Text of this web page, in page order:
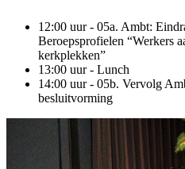
12:00 uur - 05a. Ambt:
Beroepsprofielen “Werkers
kerkplekken”
13:00 uur - Lunch
14:00 uur - 05b. Vervolg
besluitvorming